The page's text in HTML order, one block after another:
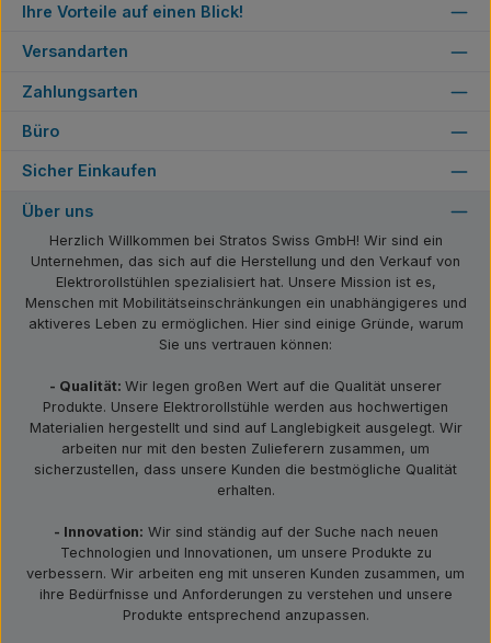
Ihre Vorteile auf einen Blick!
Versandarten
Zahlungsarten
Büro
Sicher Einkaufen
Über uns
Herzlich Willkommen bei Stratos Swiss GmbH! Wir sind ein
Unternehmen, das sich auf die Herstellung und den Verkauf von
Elektrorollstühlen spezialisiert hat. Unsere Mission ist es,
Menschen mit Mobilitätseinschränkungen ein unabhängigeres und
aktiveres Leben zu ermöglichen. Hier sind einige Gründe, warum
Sie uns vertrauen können:
- Qualität: Wir legen großen Wert auf die Qualität unserer
Produkte. Unsere Elektrorollstühle werden aus hochwertigen
Materialien hergestellt und sind auf Langlebigkeit ausgelegt. Wir
arbeiten nur mit den besten Zulieferern zusammen, um
sicherzustellen, dass unsere Kunden die bestmögliche Qualität
erhalten.
- Innovation: Wir sind ständig auf der Suche nach neuen
Technologien und Innovationen, um unsere Produkte zu
verbessern. Wir arbeiten eng mit unseren Kunden zusammen, um
ihre Bedürfnisse und Anforderungen zu verstehen und unsere
Produkte entsprechend anzupassen.